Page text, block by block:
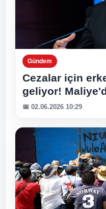
Gündem
Cezalar için
geliyor!
📅 02.06.2026 10:29